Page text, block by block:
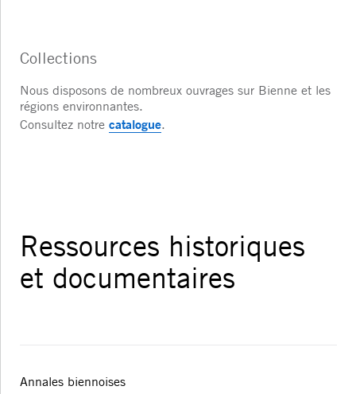
Collections
Nous disposons de nombreux ouvrages sur Bienne et les
régions environnantes.
Consultez notre catalogue.
Ressources historiques
et documentaires
Annales biennoises